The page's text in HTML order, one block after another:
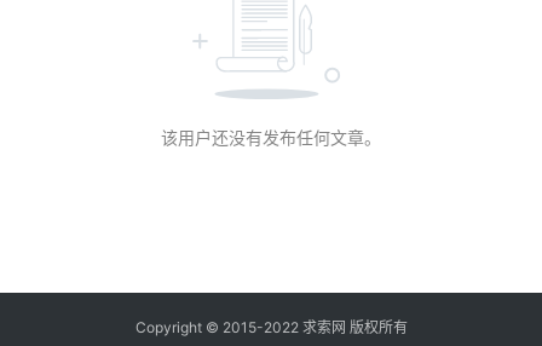
该用户还没有发布任何文章。
Copyright © 2015-2022 求索网 版权所有